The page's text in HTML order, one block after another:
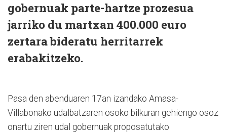
gobernuak parte-hartze prozesua
jarriko du martxan 400.000 euro
zertara bideratu herritarrek
erabakitzeko.
Pasa den abenduaren 17an izandako Amasa-
Villabonako udalbatzaren osoko bilkuran gehiengo osoz
onartu ziren udal gobernuak proposatutako